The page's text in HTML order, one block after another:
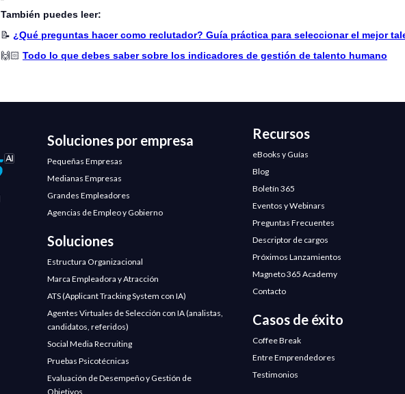
También puedes leer:
📝 ¿Qué preguntas hacer como reclutador? Guía práctica para seleccionar el mejor
🙌🏻 Todo lo que debes saber sobre los indicadores de gestión de talento humano
Soluciones por empresa
Pequeñas Empresas
Medianas Empresas
Grandes Empleadores
Agencias de Empleo y Gobierno
Soluciones
Estructura Organizacional
Marca Empleadora y Atracción
ATS (Applicant Tracking System con IA)
Agentes Virtuales de Selección con IA (analistas,
candidatos, referidos)
Social Media Recruiting
Pruebas Psicotécnicas
Evaluación de Desempeño y Gestión de
Objetivos
Recursos
eBooks y Guías
Blog
Boletín 365
Eventos y Webinars
Preguntas Frecuentes
Descriptor de cargos
Próximos Lanzamientos
Magneto 365 Academy
Contacto
Casos de éxito
Coffee Break
Entre Emprendedores
Testimonios